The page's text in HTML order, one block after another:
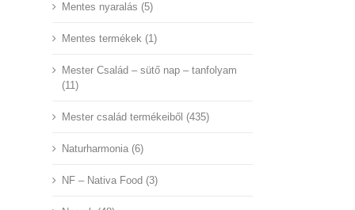
Mentes nyaralás (5)
Mentes termékek (1)
Mester Család – sütő nap – tanfolyam
(11)
Mester család termékeiből (435)
Naturharmonia (6)
NF – Nativa Food (3)